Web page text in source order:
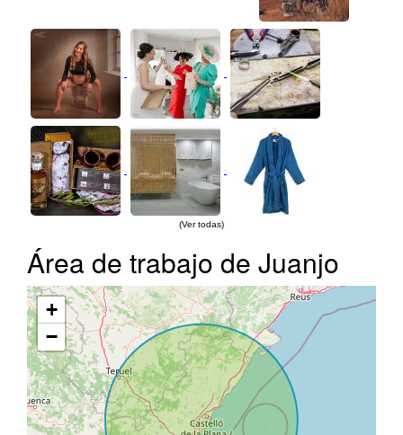
(Ver todas)
Área de trabajo de Juanjo
+
−